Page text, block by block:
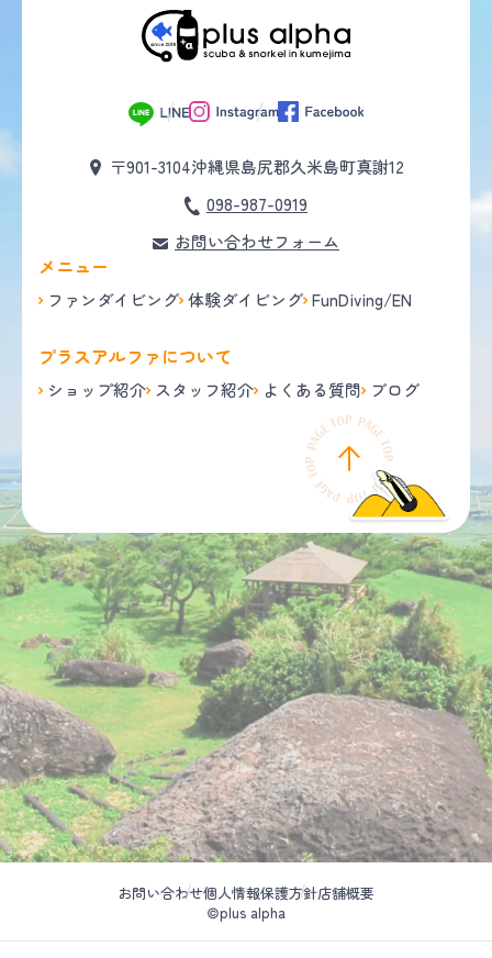
〒901-3104沖縄県島尻郡久米島町真謝12
098-987-0919
お問い合わせフォーム
メニュー
ファンダイビング 体験ダイビング FunDiving/EN
プラスアルファについて
ショップ紹介 スタッフ紹介 よくある質問 ブログ
お問い合わせ個人情報保護方針店舗概要
©plus alpha